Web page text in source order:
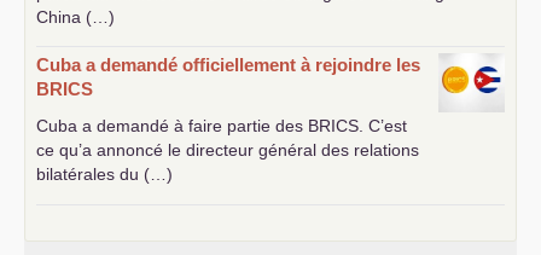
China (…)
Cuba a demandé officiellement à rejoindre les
BRICS
Cuba a demandé à faire partie des BRICS . C’est
ce qu’a annoncé le directeur général des relations
bilatérales du (…)